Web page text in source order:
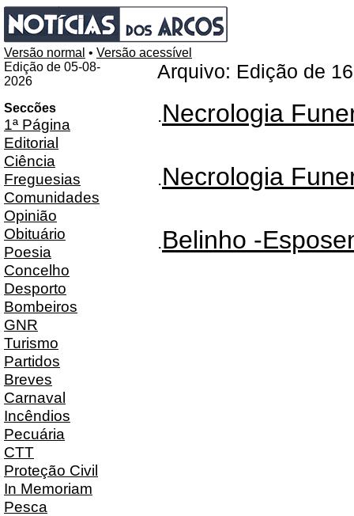
Versão normal • Versão acessível
Edição de 05-08-
2026
Seccões
1ª Página
Editorial
Ciência
Freguesias
Comunidades
Opinião
Obituário
Poesia
Concelho
Desporto
Bombeiros
GNR
Turismo
Partidos
Breves
Carnaval
Incêndios
Pecuária
CTT
Proteção Civil
In Memoriam
Pesca
Arquivo: Edição de
.Necrologia
.Necrologia
.Belinho -